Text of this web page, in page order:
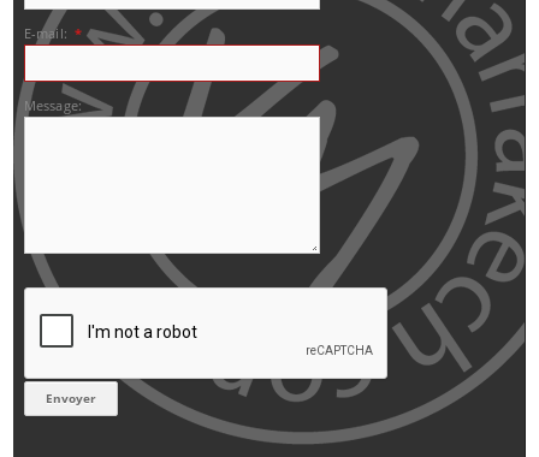
E-mail: *
Message: